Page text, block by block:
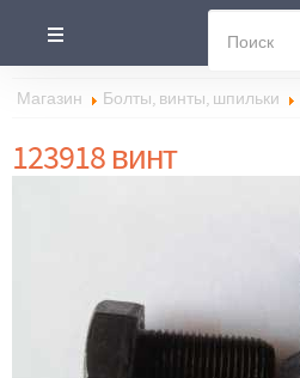
Магазин Болты, винты, шпильки
123918 винт